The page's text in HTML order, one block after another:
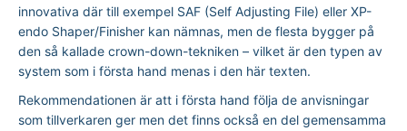
innovativa där till exempel SAF (Self Adjusting File) eller XP-
endo Shaper/Finisher kan nämnas, men de flesta bygger på
den så kallade crown-down-tekniken – vilket är den typen av
system som i första hand menas i den här texten.
Rekommendationen är att i första hand följa de anvisningar
som tillverkaren ger men det finns också en del gemensamma